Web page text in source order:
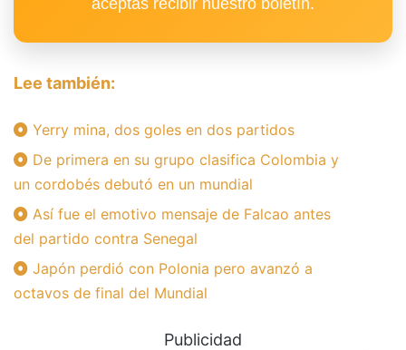
Lee también:
Yerry mina, dos goles en dos partidos
De primera en su grupo clasifica Colombia y
un cordobés debutó en un mundial
Así fue el emotivo mensaje de Falcao antes
del partido contra Senegal
Japón perdió con Polonia pero avanzó a
octavos de final del Mundial
Publicidad